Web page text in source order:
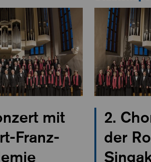
mit
Franz-
2.
der